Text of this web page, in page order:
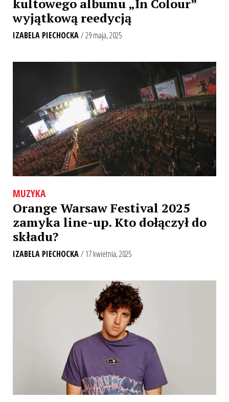
kultowego albumu „In Colour”
wyjątkową reedycją
IZABELA PIECHOCKA/ 29 maja, 2025
MUZYKA
Orange Warsaw Festival 2025
zamyka line-up. Kto dołączył do
składu?
IZABELA PIECHOCKA/ 17 kwietnia, 2025